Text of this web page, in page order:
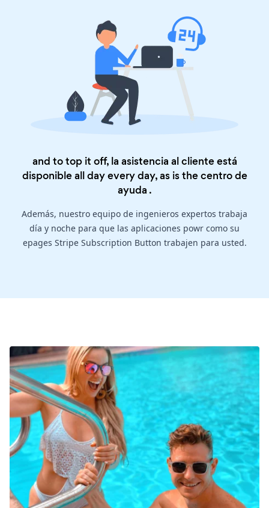
and to top it off, la asistencia al cliente está
disponible all day every day, as is thecentro de
ayuda .
Además, nuestro equipo de ingenieros expertos trabaja
día y noche para que las aplicaciones powr como su
epages Stripe Subscription Button trabajen para usted.